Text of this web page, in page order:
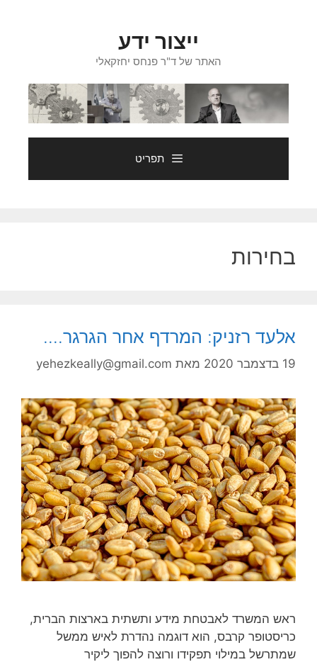
ייצור ידע
האתר של ד"ר פנחס יחזקאלי
תפריט
בחירות
אלעד רזניק: המרדף אחר הגרגר….
19 בדצמבר 2020 מאת yehezkeally@gmail.com
ראש המשרד לאבטחת מידע ותשתית בארצות הברית,
כריסטופר קרבס, הוא דוגמה נהדרת לאיש ממשל
שמתרשל במילוי תפקידו ורוצה להפוך ליקיר